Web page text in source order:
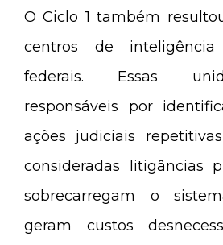
O Ciclo 1 também
centros de
federais. Essas
responsáveis por
ações judiciais
consideradas litigâncias
sobrecarregam o
geram custos